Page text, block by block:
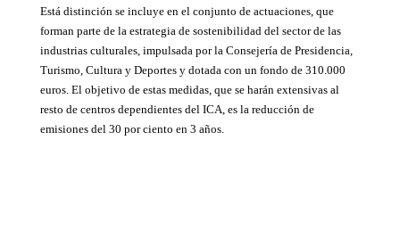
Está distinción se incluye en el conjunto de actuaciones, que
forman parte de la estrategia de sostenibilidad del sector de las
industrias culturales, impulsada por la Consejería de Presidencia,
Turismo, Cultura y Deportes y dotada con un fondo de 310.000
euros. El objetivo de estas medidas, que se harán extensivas al
resto de centros dependientes del ICA, es la reducción de
emisiones del 30 por ciento en 3 años.